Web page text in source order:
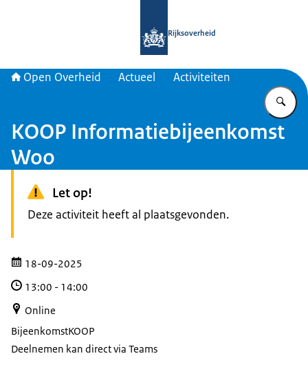
Rijksoverheid
Open Overheid Actueel Activiteiten
KOOP Informatiebijeenkomst
Woo
Let op!
Deze activiteit heeft al plaatsgevonden.
18-09-2025
13:00 - 14:00
Online
BijeenkomstKOOP
Deelnemen kan direct via Teams